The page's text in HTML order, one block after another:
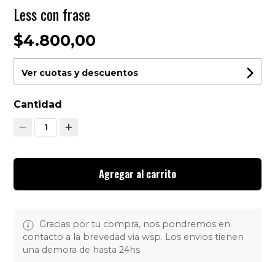
Less con frase
$4.800,00
Ver cuotas y descuentos
Cantidad
1
Agregar al carrito
Gracias por tu compra, nos pondremos en
contacto a la brevedad via wsp. Los envios tienen
una demora de hasta 24hs